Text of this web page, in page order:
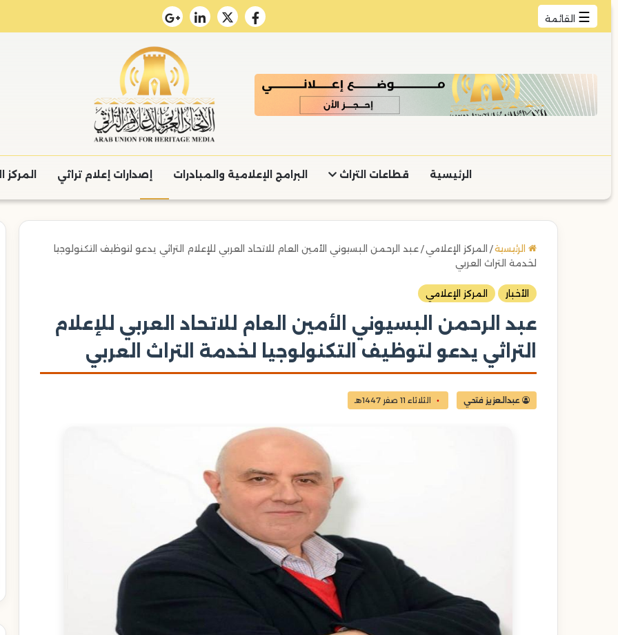
☰ القائمة
الرئيسية قطاعات التراث البرامج الإعلامية والمبادرات إصدارات إعلام تراثي
الرئيسية/ المركز الإعلامي/عبد الرحمن البسيوني الأمين العام للاتحاد العربي للإعلام التراثي يدعو لتوظيف التكنولوجيا
لخدمة التراث العربي
الأخبار المركز الإعلامي
عبد الرحمن البسيوني الأمين العام للاتحاد العربي للإعلام
التراثي يدعو لتوظيف التكنولوجيا لخدمة التراث العربي
عبدالعزيز فتحي الثلاثاء 11 صفر 1447هـ